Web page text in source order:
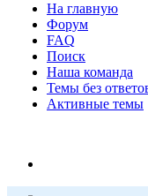
На главную
Форум
FAQ
Поиск
Наша команда
Темы без
Активные темы